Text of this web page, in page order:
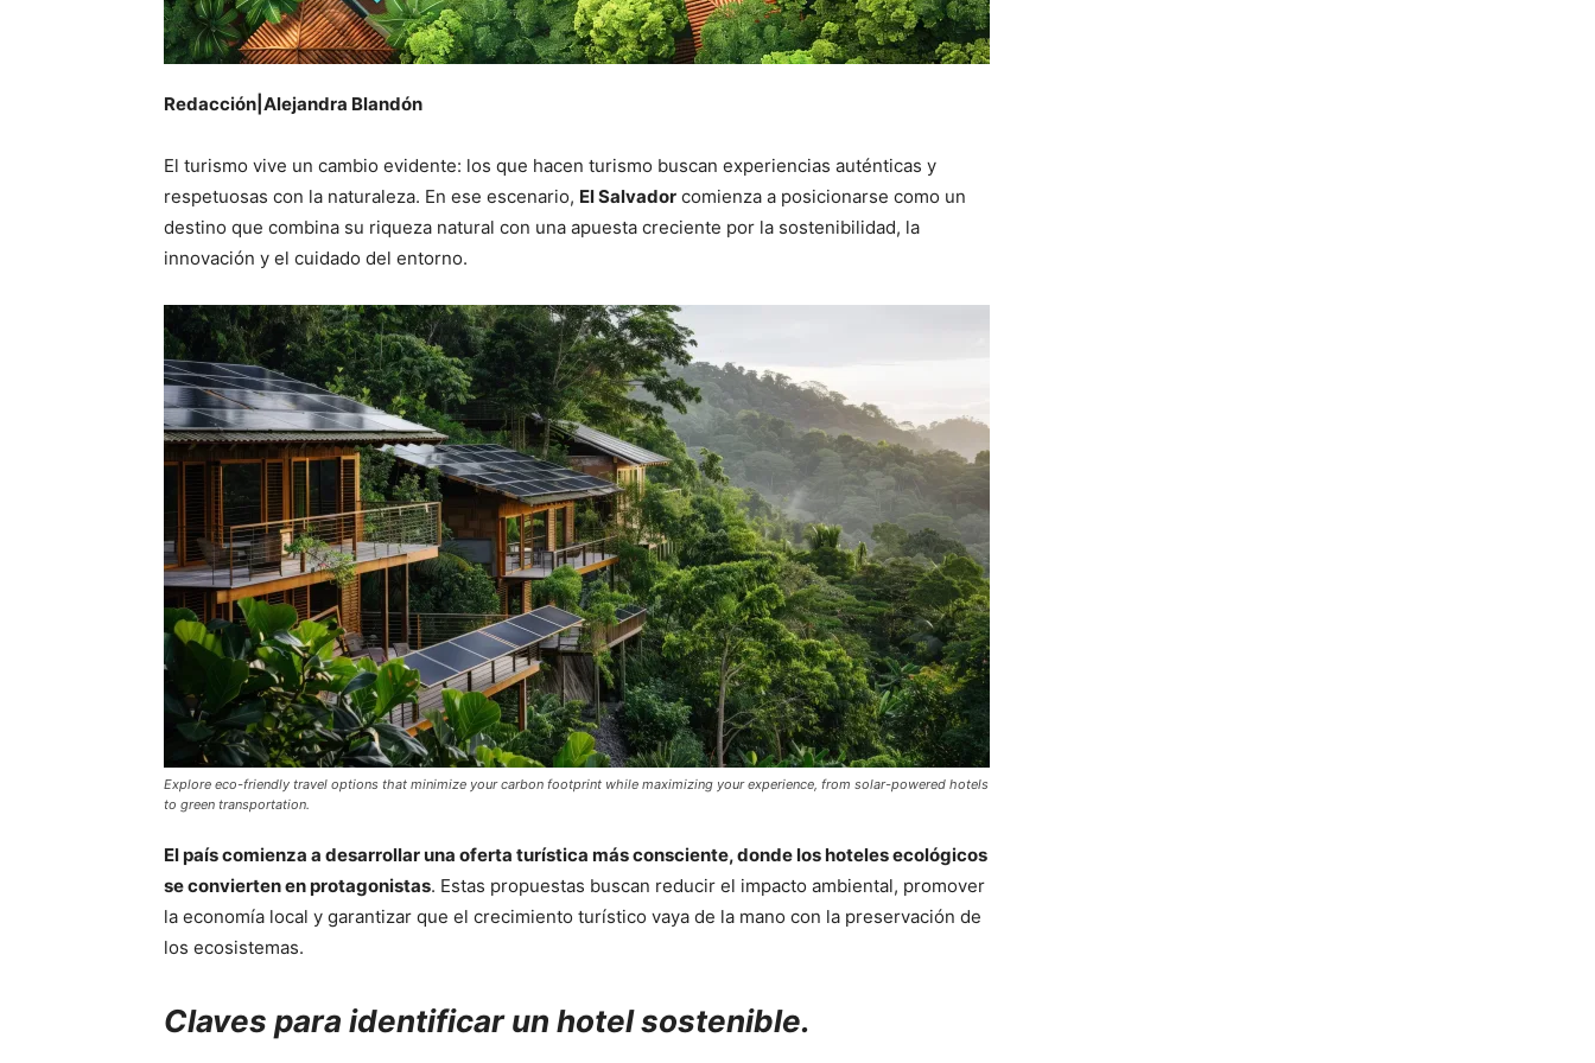
Redacción|Alejandra Blandón
El turismo vive un cambio evidente: los que hacen turismo buscan experiencias auténticas y
respetuosas con la naturaleza. En ese escenario, El Salvador comienza a posicionarse como un
destino que combina su riqueza natural con una apuesta creciente por la sostenibilidad, la
innovación y el cuidado del entorno.
Explore eco-friendly travel options that minimize your carbon footprint while maximizing your experience, from solar-powered hotels
to green transportation.
El país comienza a desarrollar una oferta turística más consciente, donde los hoteles ecológicos
se convierten en protagonistas. Estas propuestas buscan reducir el impacto ambiental, promover
la economía local y garantizar que el crecimiento turístico vaya de la mano con la preservación de
los ecosistemas.
Claves para identificar un hotel sostenible.